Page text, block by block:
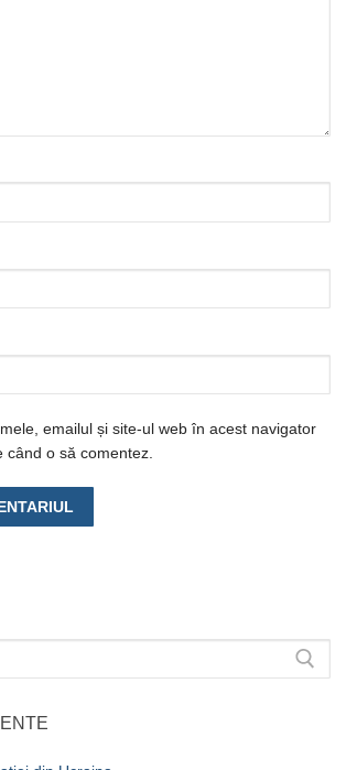
emailul și site-ul web în acest navigator
o să comentez.